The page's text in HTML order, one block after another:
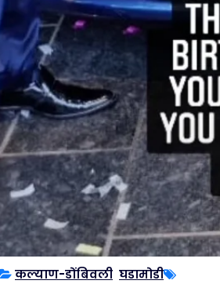
कल्याण-डोंबिवली घडामोडी